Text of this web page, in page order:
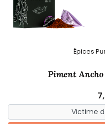
Épices
Piment